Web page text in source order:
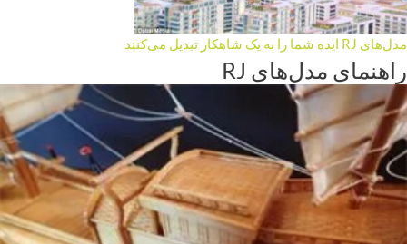
مدل‌های RJ ایده شما را به یک شاهکار تبدیل می‌کنند
راهنمای مدل‌های RJ